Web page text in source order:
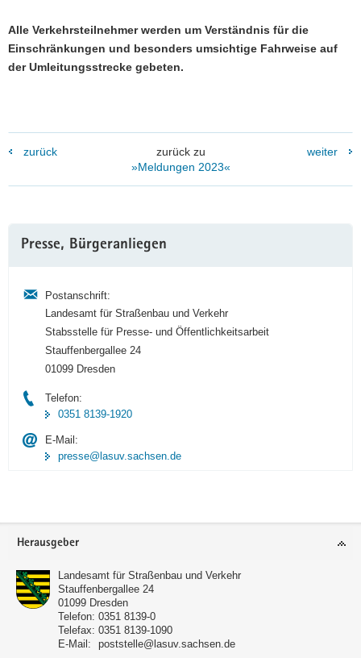
Alle Verkehrsteilnehmer werden um Verständnis für die
Einschränkungen und besonders umsichtige Fahrweise auf
der Umleitungsstrecke gebeten.
zurück
zurück zu
»Meldungen 2023«
weiter
Information
Presse, Bürgeranliegen
Postanschrift:
Landesamt für Straßenbau und Verkehr
Stabsstelle für Presse- und Öffentlichkeitsarbeit
Stauffenbergallee 24
01099 Dresden
Telefon:
0351 8139-1920
E-Mail:
presse@lasuv.sachsen.de
Footer-
Herausgeber
Landesamt für Straßenbau und Verkehr
Stauffenbergallee 24
01099 Dresden
Telefon: 0351 8139-0
Telefax: 0351 8139-1090
E-Mail:
poststelle@lasuv.sachsen.de